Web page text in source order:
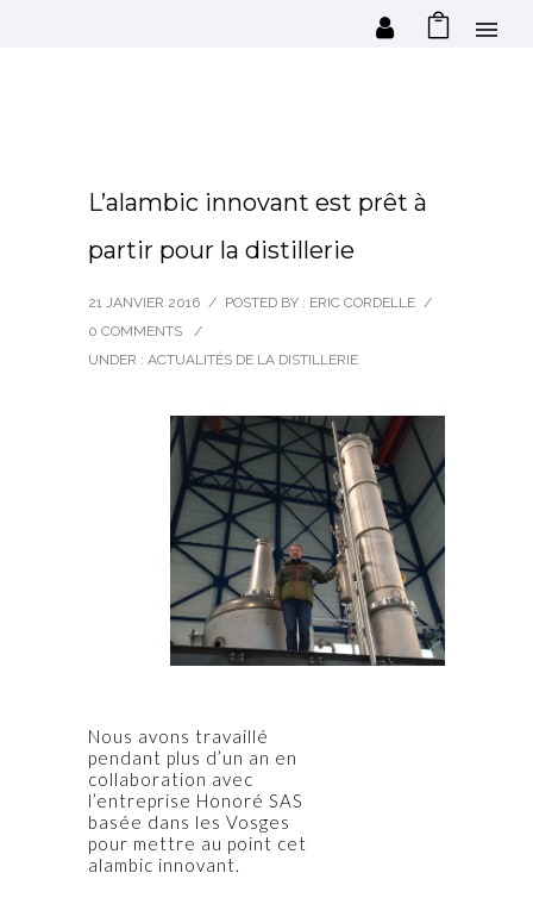
L’alambic innovant est prêt à
partir pour la distillerie
21 JANVIER 2016 / POSTED BY : ERIC CORDELLE /
0 COMMENTS
/
UNDER : ACTUALITÉS DE LA DISTILLERIE
Nous avons travaillé
pendant plus d’un an en
collaboration avec
l’entreprise Honoré SAS
basée dans les Vosges
pour mettre au point cet
alambic innovant.